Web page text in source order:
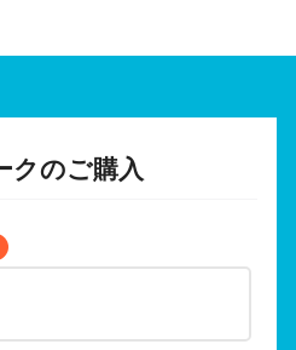
クのご購入